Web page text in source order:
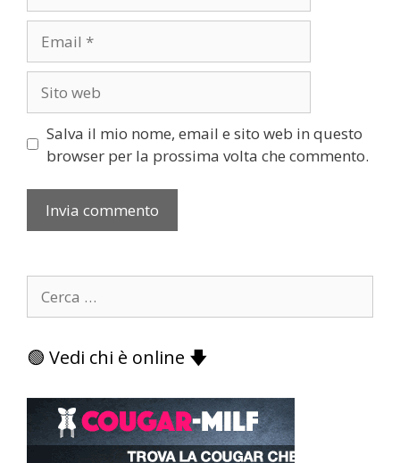
web
Salva il mio nome, email e sito web in questo
browser per la prossima volta che commento.
per:
🟢 Vedi chi è online 🡇